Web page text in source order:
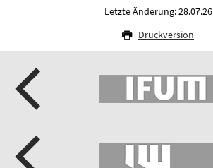
Letzte Änderung: 28.07.26
Druckversion